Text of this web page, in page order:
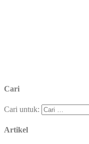
Cari
Cari untuk:
Artikel